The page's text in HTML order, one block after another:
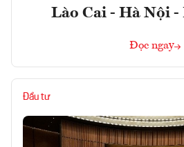
Lào Cai - Hà Nội -
Đọc ngay
Đầu tư